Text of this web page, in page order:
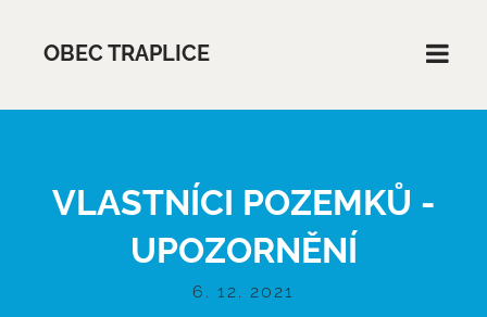
OBEC TRAPLICE
VLASTNÍCI POZEMKŮ -
UPOZORNĚNÍ
6. 12. 2021